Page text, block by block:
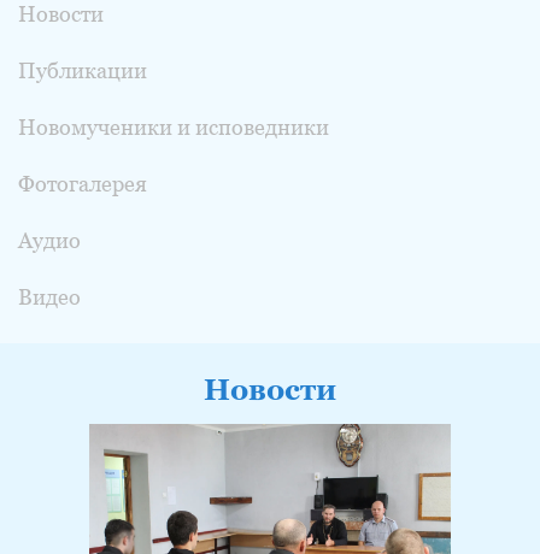
Новости
Публикации
Новомученики и исповедники
Фотогалерея
Аудио
Видео
Новости